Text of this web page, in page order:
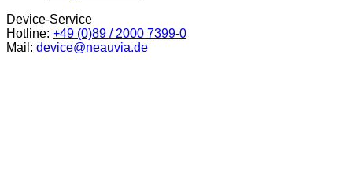
Device-Service
Hotline: +49 (0)89 / 2000 7399-0
Mail: device@neauvia.de